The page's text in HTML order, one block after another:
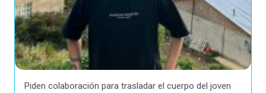
Piden colaboración para trasladar el cuerpo del joven